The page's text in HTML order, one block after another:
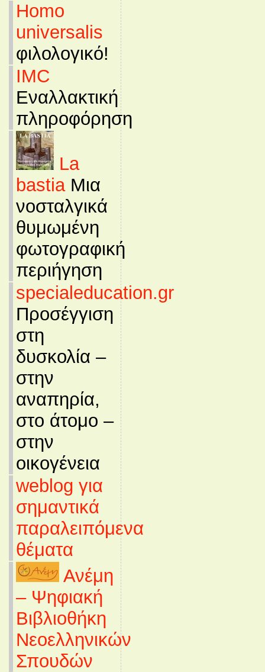
Homo
universalis
φιλολογικό!
IMC
Εναλλακτική
πληροφόρηση
La
bastiaΜια
νοσταλγικά
θυμωμένη
φωτογραφική
περιήγηση
specialeducation.gr
Προσέγγιση
στη
δυσκολία –
στην
αναπηρία,
στο άτομο –
στην
οικογένεια
weblog για
σημαντικά
παραλειπόμενα
θέματα
Ανέμη
– Ψηφιακή
Βιβλιοθήκη
Νεοελληνικών
Σπουδών